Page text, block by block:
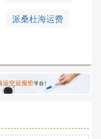
海运费
派桑杜海运费